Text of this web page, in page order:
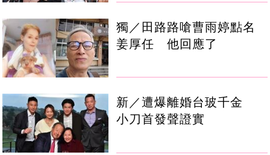
獨／田路路嗆曹雨婷點名
姜厚任 他回應了
新／遭爆離婚台玻千金
小刀首發聲證實